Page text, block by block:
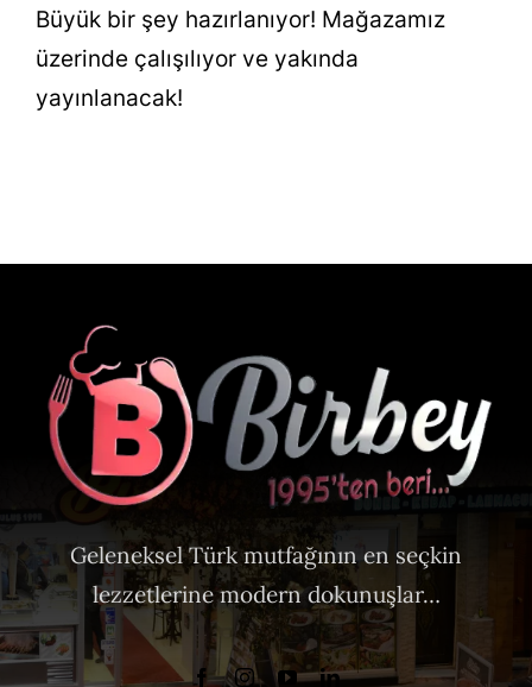
Büyük bir şey hazırlanıyor! Mağazamız
üzerinde çalışılıyor ve yakında
yayınlanacak!
Geleneksel Türk mutfağının en seçkin
lezzetlerine modern dokunuşlar…